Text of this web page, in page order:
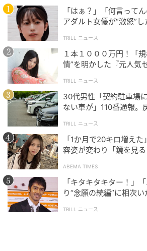
ウーマンエキサイト
「はぁ？」「何言って
アダルト女優が“激怒”
TRILL ニュース
１本１０００万円！「
情”を明かした『元人気
TRILL ニュース
30代男性「契約駐車場
ない車が」110番通報。
TRILL ニュース
「1か月で20キロ増え
容姿が変わり「鏡を見
ABEMA TIMES
「キタキタキター！」
り“念願の続編”に相次
TRILL ニュース